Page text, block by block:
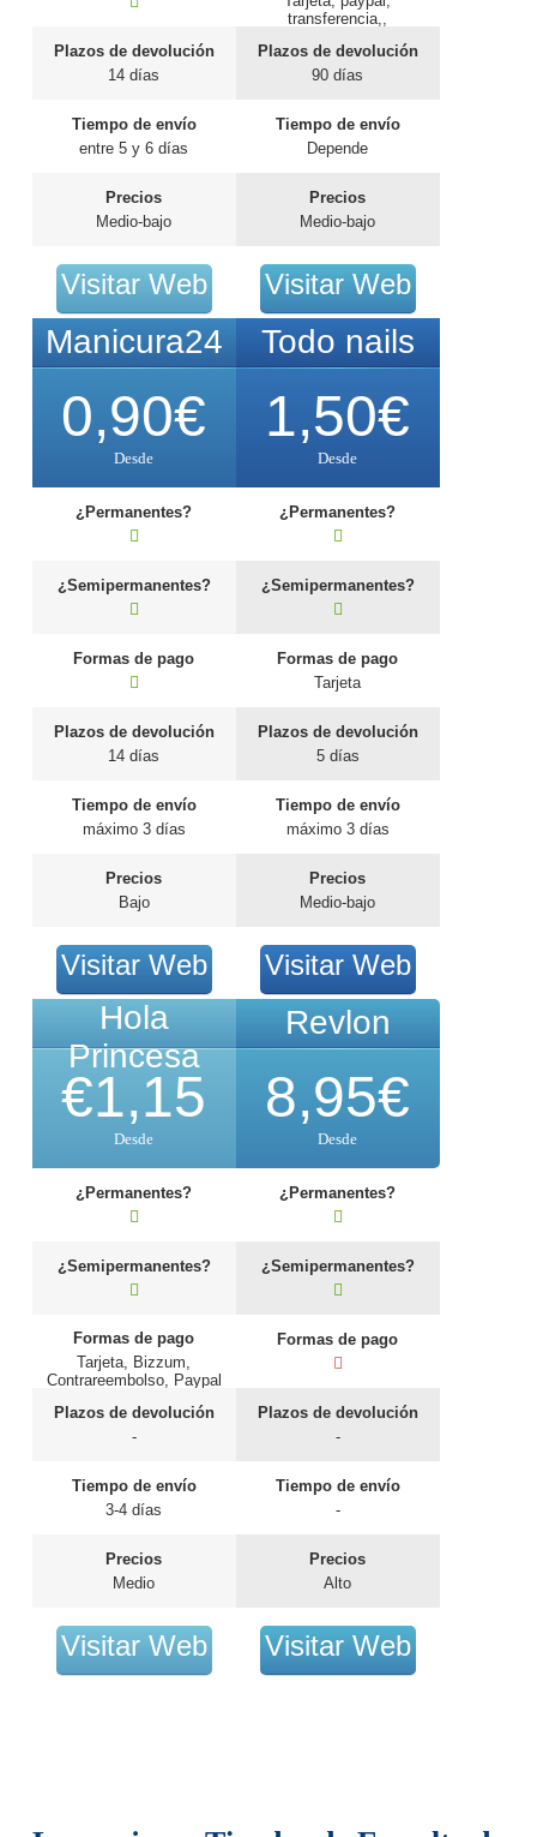
Plazos de devolución
14 días
Tiempo de envío
entre 5 y 6 días
Precios
Medio-bajo
Visitar Web
transferencia,,
Plazos de devolución
90 días
Tiempo de envío
Depende
Precios
Medio-bajo
Visitar Web
Manicura24
0,90€
Desde
¿Permanentes?
¿Semipermanentes?
Formas de pago
Plazos de devolución
14 días
Tiempo de envío
máximo 3 días
Precios
Bajo
Visitar Web
Todo nails
1,50€
Desde
¿Permanentes?
¿Semipermanentes?
Formas de pago
Tarjeta
Plazos de devolución
5 días
Tiempo de envío
máximo 3 días
Precios
Medio-bajo
Visitar Web
Hola
Princesa
€1,15
Desde
¿Permanentes?
¿Semipermanentes?
Formas de pago
Tarjeta, Bizzum,
Contrareembolso, Paypal
Plazos de devolución
-
Tiempo de envío
3-4 días
Precios
Medio
Visitar Web
Revlon
8,95€
Desde
¿Permanentes?
¿Semipermanentes?
Formas de pago
Plazos de devolución
-
Tiempo de envío
-
Precios
Alto
Visitar Web